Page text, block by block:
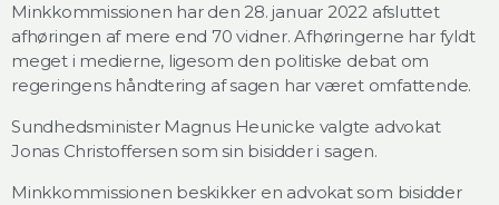
Minkkommissionen har den 28. januar 2022 afsluttet
afhøringen af mere end 70 vidner. Afhøringerne har fyldt
meget i medierne, ligesom den politiske debat om
regeringens håndtering af sagen har været omfattende.
Sundhedsminister Magnus Heunicke valgte advokat
Jonas Christoffersen som sin bisidder i sagen.
Minkkommissionen beskikker en advokat som bisidder